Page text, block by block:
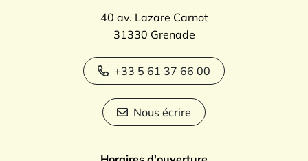
40 av. Lazare Carnot
31330 Grenade
+33 5 61 37 66 00
Nous écrire